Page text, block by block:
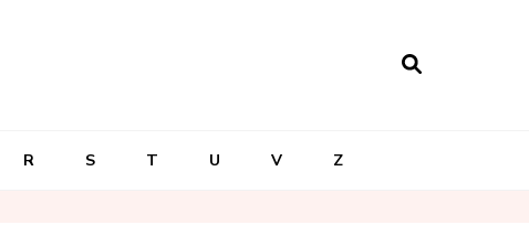
R S T U V Z